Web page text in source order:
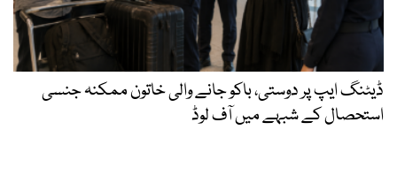
ڈیٹنگ ایپ پر دوستی، باکو جانے والی خاتون ممکنہ جنسی
استحصال کے شبہے میں آف لوڈ